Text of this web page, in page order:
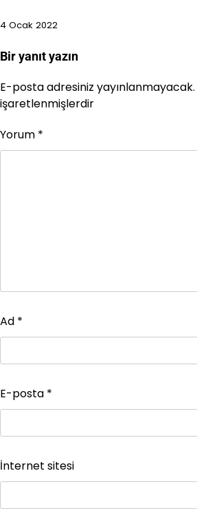
4 Ocak 2022
Bir yanıt yazın
E-posta adresiniz yayınlanmayacak.
işaretlenmişlerdir
Yorum *
Ad *
E-posta *
İnternet sitesi